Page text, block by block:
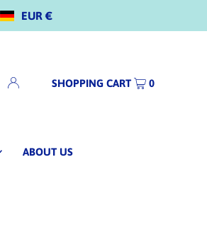
EUR €
ABOUT US
SHOPPING CART 0